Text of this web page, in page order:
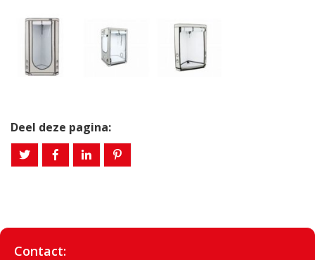
Deel deze pagina:
Contact: